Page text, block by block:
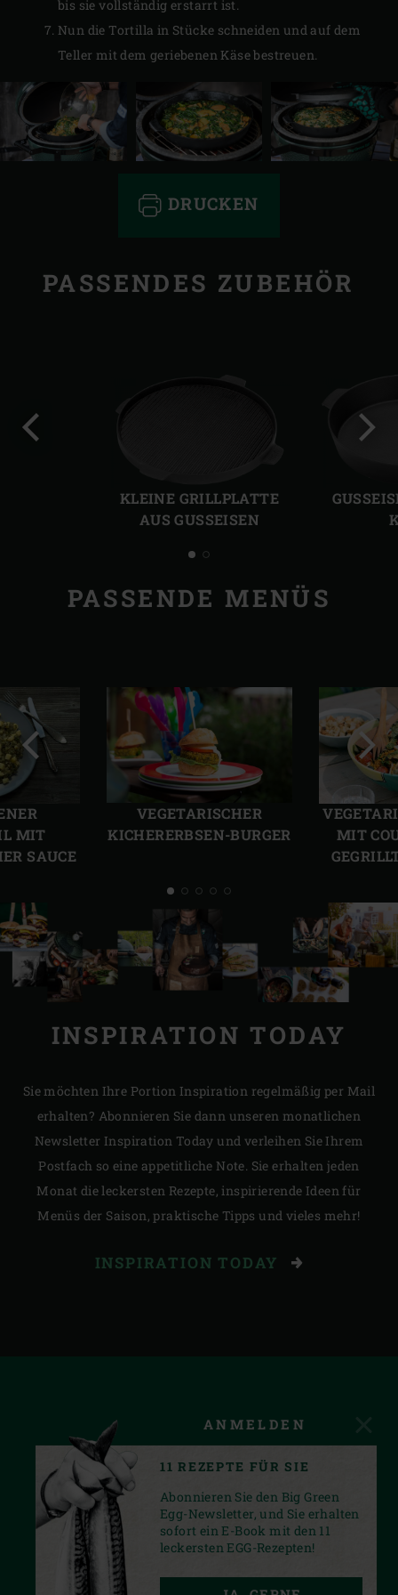
bis sie vollständig erstarrt ist.
Nun die Tortilla in Stücke schneiden und auf dem
Teller mit dem geriebenen Käse bestreuen.
DRUCKEN
PASSENDES ZUBEHÖR
KLEINE GRILLPLATTE
AUS GUSSEISEN
PASSENDE MENÜS
MIT
SAUCE
VEGETARISCHER
KICHERERBSEN-BURGER
MIT
Folie
INSPIRATION TODAY
Sie möchten Ihre Portion Inspiration regelmäßig per Mail
erhalten? Abonnieren Sie dann unseren monatlichen
Newsletter Inspiration Today und verleihen Sie Ihrem
Postfach so eine appetitliche Note. Sie erhalten jeden
Monat die leckersten Rezepte, inspirierende Ideen für
Menüs der Saison, praktische Tipps und vieles mehr!
INSPIRATION TODAY
ANMELDEN
11 REZEPTE FÜR SIE
Abonnieren Sie den Big Green
Egg-Newsletter, und Sie erhalten
sofort ein E-Book mit den 11
leckersten EGG-Rezepten!